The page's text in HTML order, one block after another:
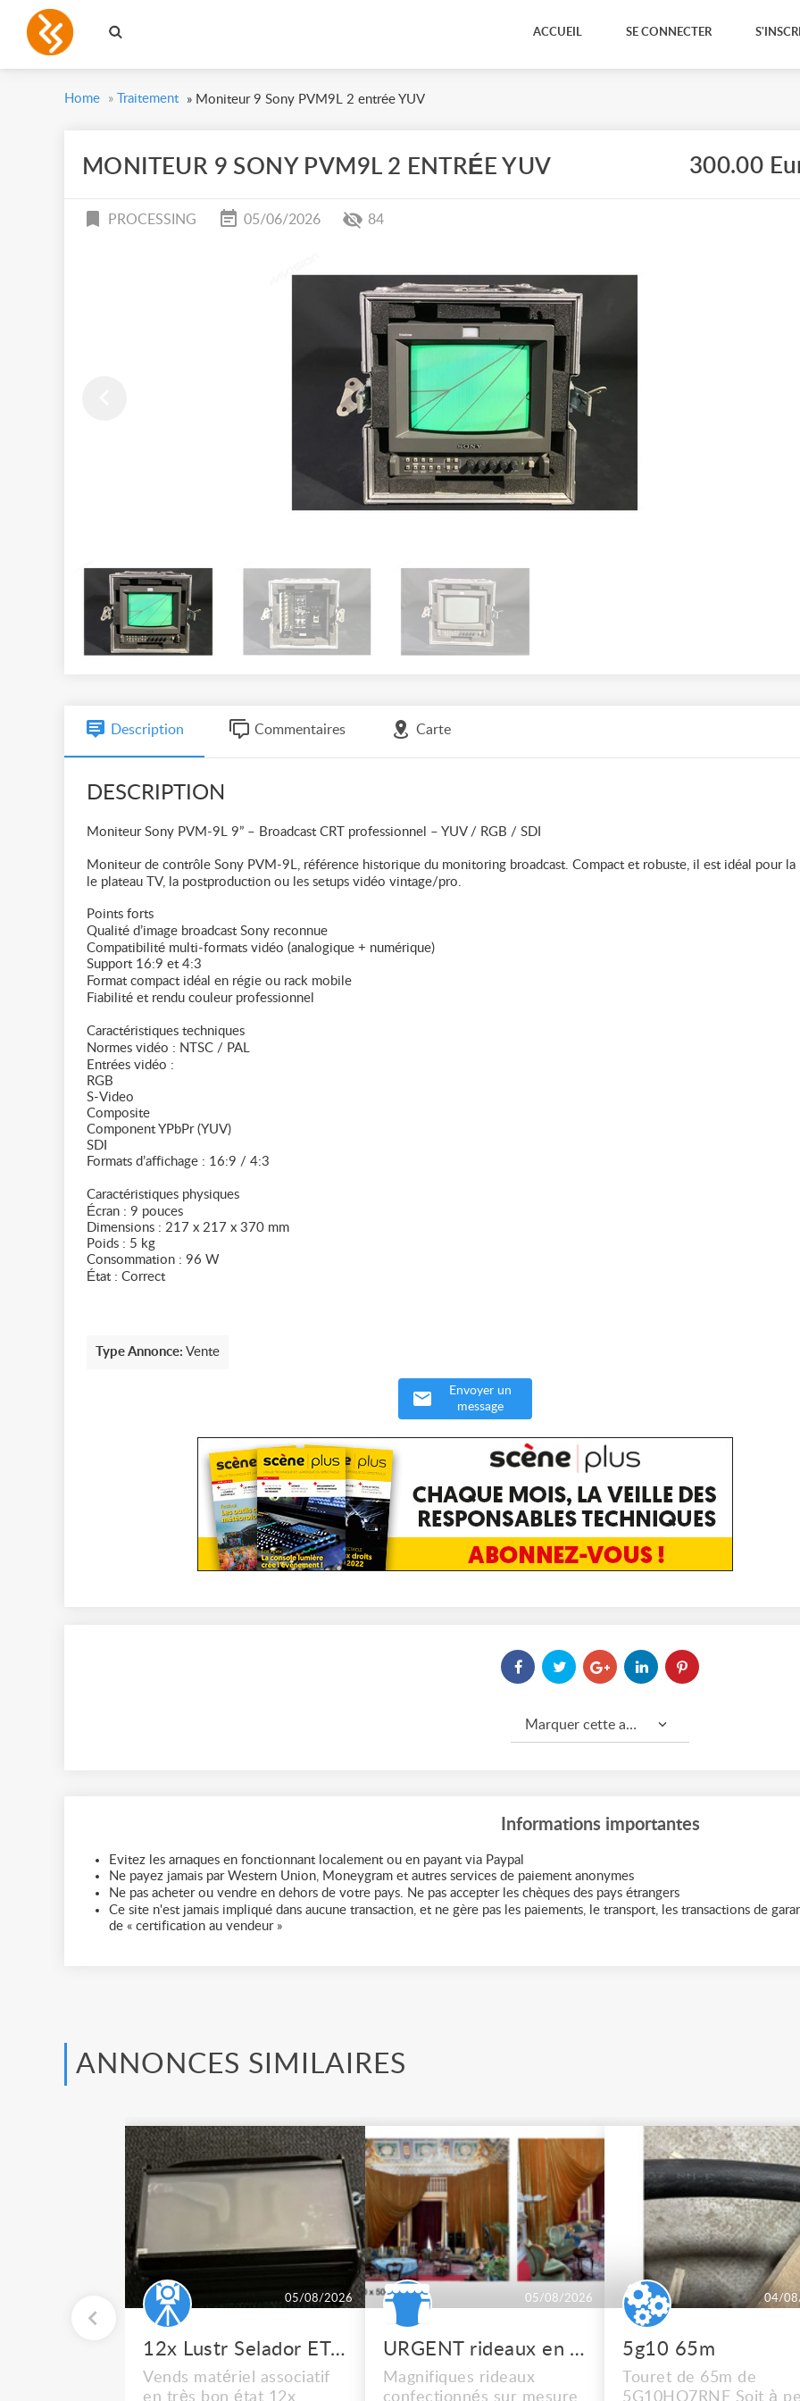
ACCUEIL SE CONNECTER
Home » Traitement » Moniteur 9 Sony PVM9L 2 entrée YUV
MONITEUR 9 SONY PVM9L 2 ENTRÉE YUV 300.00
PROCESSING 05/06/2026 84
Description Commentaires Carte
DESCRIPTION
Moniteur Sony PVM-9L 9” – Broadcast CRT professionnel – YUV / RGB / SDI
Moniteur de contrôle Sony PVM-9L, référence historique du monitoring broadcast. Compact et robuste, il est idéal pour la
le plateau TV, la postproduction ou les setups vidéo vintage/pro.
Points forts
Qualité d’image broadcast Sony reconnue
Compatibilité multi-formats vidéo (analogique + numérique)
Support 16:9 et 4:3
Format compact idéal en régie ou rack mobile
Fiabilité et rendu couleur professionnel
Caractéristiques techniques
Normes vidéo : NTSC / PAL
Entrées vidéo :
RGB
S-Video
Composite
Component YPbPr (YUV)
SDI
Formats d’affichage : 16:9 / 4:3
Caractéristiques physiques
Écran : 9 pouces
Dimensions : 217 x 217 x 370 mm
Poids : 5 kg
Consommation : 96 W
État : Correct
Type Annonce: Vente
Envoyer un
message
Marquer cette annonce comme...
Informations importantes
Evitez les arnaques en fonctionnant localement ou en payant via Paypal
Ne payez jamais par Western Union, Moneygram et autres services de paiement anonymes
Ne pas acheter ou vendre en dehors de votre pays. Ne pas accepter les chèques des pays étrangers
Ce site n'est jamais impliqué dans aucune transaction, et ne gère pas les paiements, le transport, les transactions de
de « certification au vendeur »
ANNONCES SIMILAIRES
05/08/2026
12x Lustr Selador ETC Led 7x colors filtres
Vends matériel associatif
en très bon état 12x
05/08/2026
URGENT rideaux en velours de soie
Magnifiques rideaux
confectionnés sur mesure
04/
5g10 65m
Touret de 65m de
5G10HO7RNF Soit à